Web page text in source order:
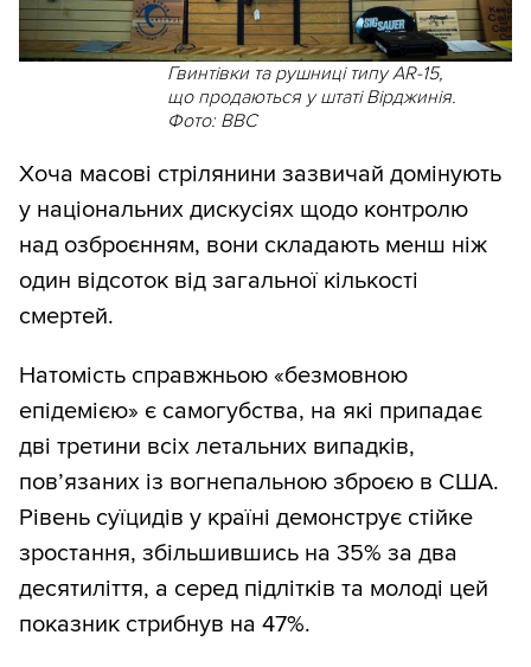
Гвинтівки та рушниці типу AR-15,
що продаються у штаті Вірджинія.
Фото: BBC
Хоча масові стрілянини зазвичай домінують
у національних дискусіях щодо контролю
над озброєнням, вони складають менш ніж
один відсоток від загальної кількості
смертей.
Натомість справжньою «безмовною
епідемією» є самогубства, на які припадає
дві третини всіх летальних випадків,
пов’язаних із вогнепальною зброєю в США.
Рівень суїцидів у країні демонструє стійке
зростання, збільшившись на 35% за два
десятиліття, а серед підлітків та молоді цей
показник стрибнув на 47%.